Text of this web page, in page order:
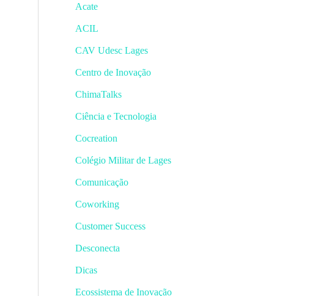
Acate
ACIL
CAV Udesc Lages
Centro de Inovação
ChimaTalks
Ciência e Tecnologia
Cocreation
Colégio Militar de Lages
Comunicação
Coworking
Customer Success
Desconecta
Dicas
Ecossistema de Inovação